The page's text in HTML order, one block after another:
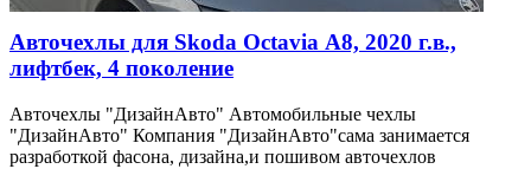
Авточехлы для Skoda Octavia А8, 2020 г.в.,
лифтбек, 4 поколение
Авточехлы "ДизайнАвто" Автомобильные чехлы
"ДизайнАвто" Компания "ДизайнАвто"сама занимается
разработкой фасона, дизайна,и пошивом авточехлов